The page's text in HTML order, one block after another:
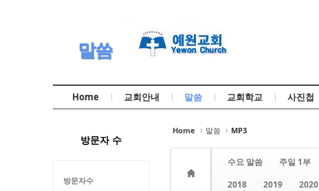
말씀
Home 교회안내 말씀 교회학교 사진첩
방문자 수
방문자수
Home 말씀 MP3
수요 말씀 주일 1부
2018
2019 2020
Sketchbook5, 스케치북5
Sketchbook5, 스케치북5
Sketchbook5, 스케치북5
Sketchbook5, 스케치북5